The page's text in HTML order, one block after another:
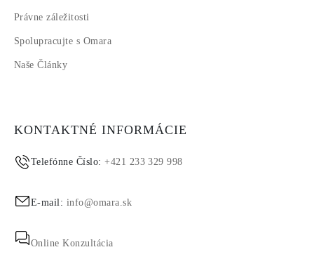
Právne záležitosti
Spolupracujte s Omara
Naše Články
KONTAKTNÉ INFORMÁCIE
Telefónne Číslo:+421 233 329 998
E-mail: info@omara.sk
Online Konzultácia